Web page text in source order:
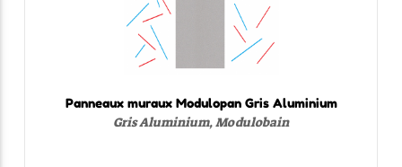
Panneaux muraux Modulopan Gris Aluminium
Gris Aluminium, Modulobain